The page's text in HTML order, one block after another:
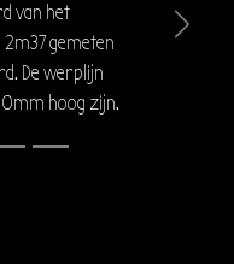
van het
gemeten
De werplijn
hoog zijn.
Next